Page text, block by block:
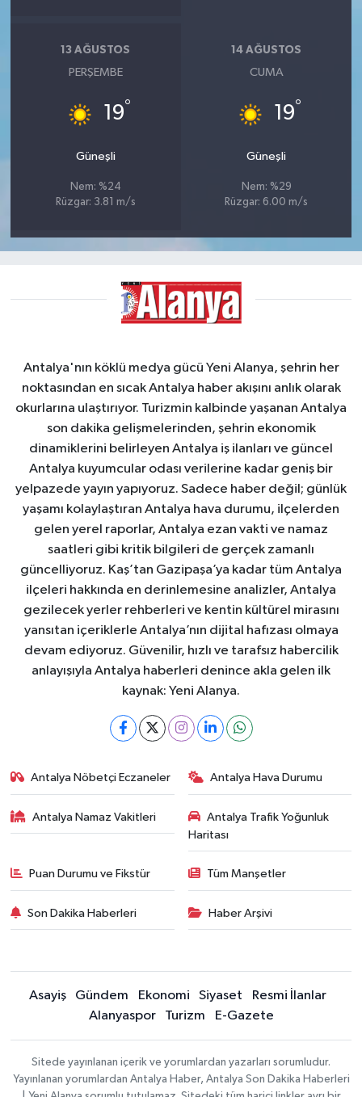
13 AĞUSTOS
PERŞEMBE
19°
Güneşli
Nem: %24
Rüzgar: 3.81 m/s
14 AĞUSTOS
CUMA
19°
Güneşli
Nem: %29
Rüzgar: 6.00 m/s
Antalya'nın köklü medya gücü Yeni Alanya, şehrin her
noktasından en sıcak Antalya haber akışını anlık olarak
okurlarına ulaştırıyor. Turizmin kalbinde yaşanan Antalya
son dakika gelişmelerinden, şehrin ekonomik
dinamiklerini belirleyen Antalya iş ilanları ve güncel
Antalya kuyumcular odası verilerine kadar geniş bir
yelpazede yayın yapıyoruz. Sadece haber değil; günlük
yaşamı kolaylaştıran Antalya hava durumu, ilçelerden
gelen yerel raporlar, Antalya ezan vakti ve namaz
saatleri gibi kritik bilgileri de gerçek zamanlı
güncelliyoruz. Kaş’tan Gazipaşa’ya kadar tüm Antalya
ilçeleri hakkında en derinlemesine analizler, Antalya
gezilecek yerler rehberleri ve kentin kültürel mirasını
yansıtan içeriklerle Antalya’nın dijital hafızası olmaya
devam ediyoruz. Güvenilir, hızlı ve tarafsız habercilik
anlayışıyla Antalya haberleri denince akla gelen ilk
kaynak: Yeni Alanya.
Antalya Nöbetçi Eczaneler Antalya Hava Durumu
Antalya Namaz Vakitleri
Antalya Trafik Yoğunluk
Haritası
Puan Durumu ve Fikstür Tüm Manşetler
Son Dakika Haberleri Haber Arşivi
Asayiş Gündem Ekonomi Siyaset
Resmi İlanlar
Alanyaspor
Turizm E-Gazete
Sitede yayınlanan içerik ve yorumlardan yazarları sorumludur.
Yayınlanan yorumlardan Antalya Haber, Antalya Son Dakika Haberleri